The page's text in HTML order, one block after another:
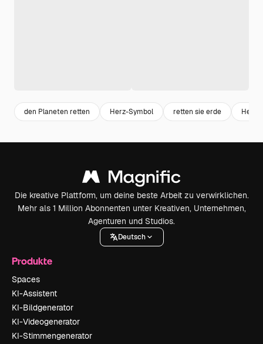
den Planeten retten Herz-Symbol retten sie erde Herz
Die kreative Plattform, um deine beste Arbeit zu verwirklichen.
Mehr als 1 Million Abonnenten unter Kreativen, Unternehmen,
Agenturen und Studios.
Deutsch
Produkte
Spaces
KI-Assistent
KI-Bildgenerator
KI-Videogenerator
KI-Stimmengenerator